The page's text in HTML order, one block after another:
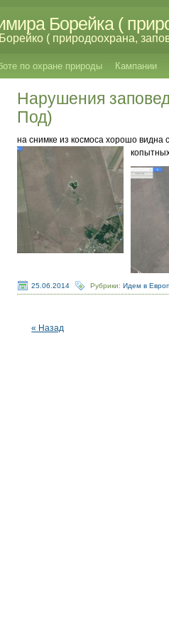
Борейка (
( природоохрана,
по охране природы Кампании
Нарушения
Под)
на снимке из космоса хорошо видна
25.06.2014 Рубрики:Идем в
« Назад